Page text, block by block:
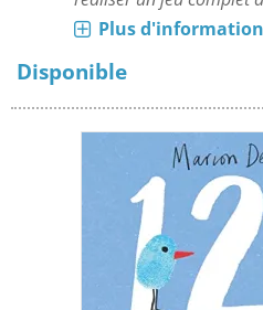
Plus
Disponible